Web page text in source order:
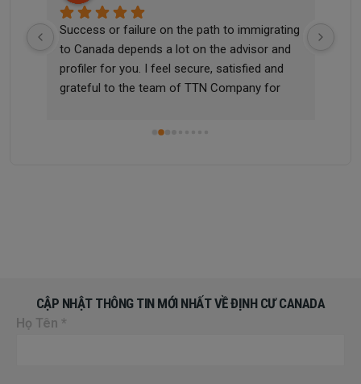
Success or failure on the path to immigrating
to Canada depends a lot on the advisor and
profiler for you. I feel secure, satisfied and
grateful to the team of TTN Company for
and settle in Canada, a country I have always
CẬP NHẬT THÔNG TIN MỚI NHẤT VỀ ĐỊNH CƯ CANADA
Họ Tên *